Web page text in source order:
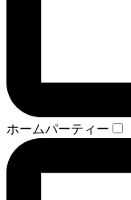
ホームパーティー